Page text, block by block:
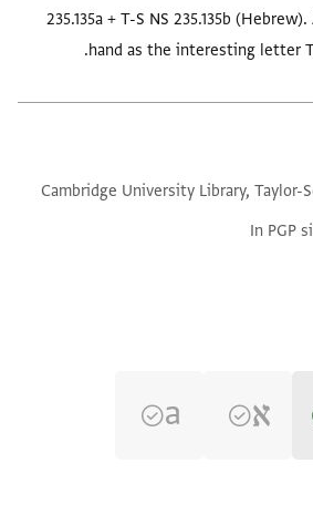
235.135a + T-S NS 235.135b
hand as the interesting letter
Cambridge University Library, Taylor-
In PGP